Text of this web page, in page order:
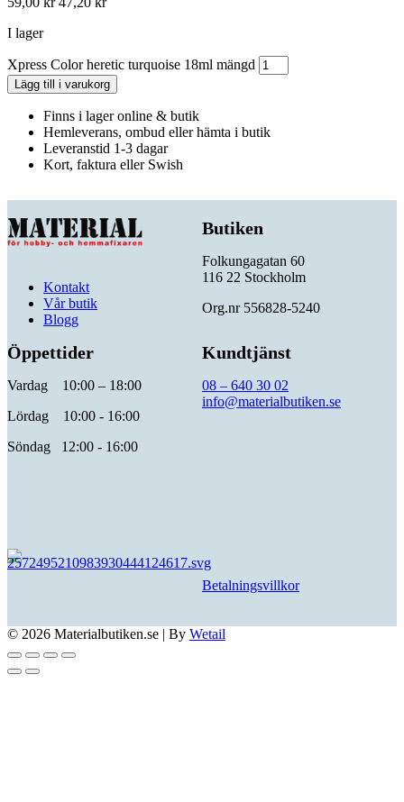
I lager
Xpress Color heretic turquoise 18ml mängd
Lägg till i varukorg
Finns i lager online & butik
Hemleverans, ombud eller hämta i butik
Leveranstid 1-3 dagar
Kort, faktura eller Swish
Kontakt
Vår butik
Blogg
Butiken
Folkungagatan 60
116 22 Stockholm
Org.nr 556828-5240
Öppettider
Vardag 10:00 – 18:00
Lördag 10:00 - 16:00
Söndag 12:00 - 16:00
Kundtjänst
08 – 640 30 02
info@materialbutiken.se
Betalningsvillkor
© 2026 Materialbutiken.se | By Wetail